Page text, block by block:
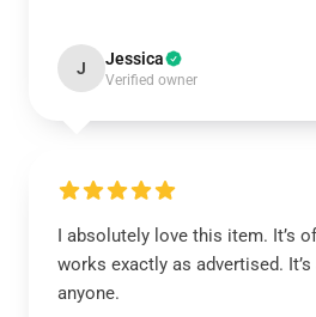
J Jessica
Verified owner
I absolutely love this item. It’s
works exactly as advertised.
anyone.